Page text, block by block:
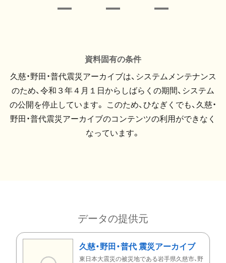
資料固有の条件
久慈・野田・普代震災アーカイブは、システムメンテナンス
のため、令和３年４月１日からしばらくの期間、システム
の公開を停止しています。 このため、ひなぎくでも、久慈・
野田・普代震災アーカイブのコンテンツの利用ができなく
なっています。
データの提供元
久慈・野田・普代 震災アーカイブ
東日本大震災の被災地である岩手県久慈市、野